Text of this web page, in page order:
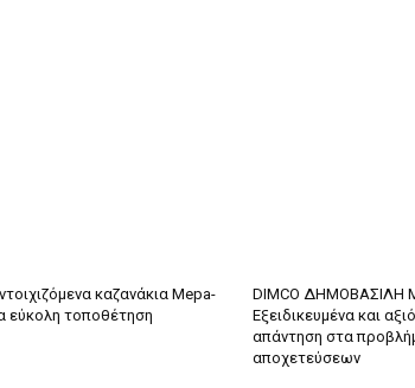
καζανάκια Mepa-
εύκολη τοποθέτηση
DIMCO ΔΗΜΟΒΑΣΙΛΗ
Εξειδικευμένα και
απάντηση στα
αποχετεύσεων